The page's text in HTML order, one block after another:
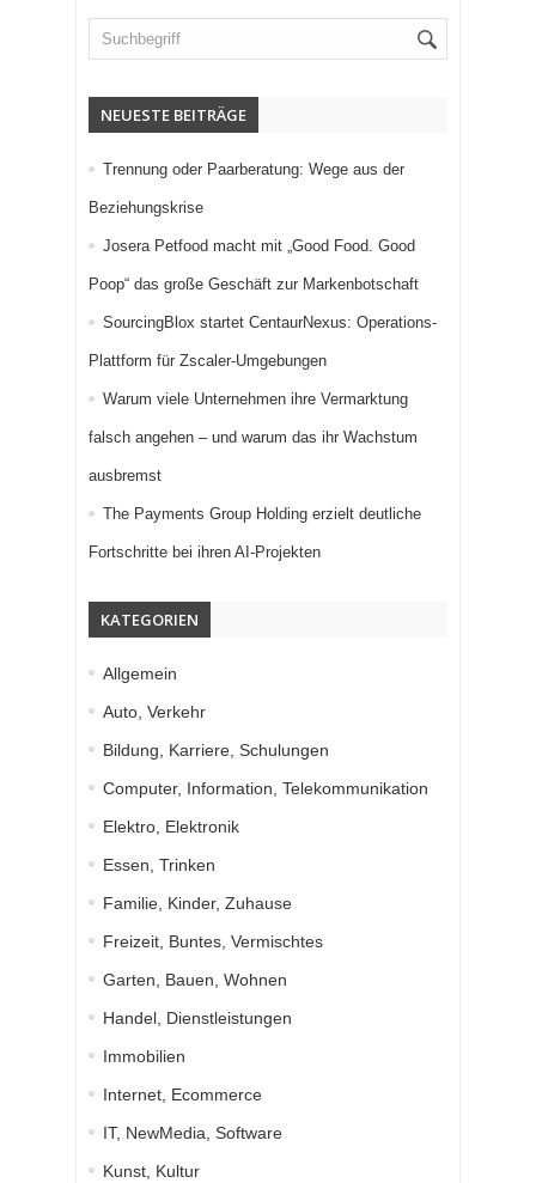
NEUESTE BEITRÄGE
Trennung oder Paarberatung: Wege aus der
Beziehungskrise
Josera Petfood macht mit „Good Food. Good
Poop“ das große Geschäft zur Markenbotschaft
SourcingBlox startet CentaurNexus: Operations-
Plattform für Zscaler-Umgebungen
Warum viele Unternehmen ihre Vermarktung
falsch angehen – und warum das ihr Wachstum
ausbremst
The Payments Group Holding erzielt deutliche
Fortschritte bei ihren AI-Projekten
KATEGORIEN
Allgemein
Auto, Verkehr
Bildung, Karriere, Schulungen
Computer, Information, Telekommunikation
Elektro, Elektronik
Essen, Trinken
Familie, Kinder, Zuhause
Freizeit, Buntes, Vermischtes
Garten, Bauen, Wohnen
Handel, Dienstleistungen
Immobilien
Internet, Ecommerce
IT, NewMedia, Software
Kunst, Kultur